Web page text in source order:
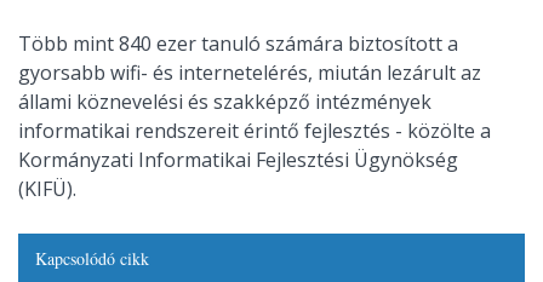
Több mint 840 ezer tanuló számára biztosított a
gyorsabb wifi- és internetelérés, miután lezárult az
állami köznevelési és szakképző intézmények
informatikai rendszereit érintő fejlesztés - közölte a
Kormányzati Informatikai Fejlesztési Ügynökség
(KIFÜ).
Kapcsolódó cikk